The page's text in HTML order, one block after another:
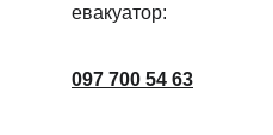
евакуатор:
097 700 54 63